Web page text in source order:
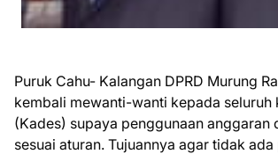
Puruk Cahu- Kalangan DPRD Murung
kembali mewanti-wanti kepada seluruh
(Kades) supaya penggunaan anggaran
sesuai aturan. Tujuannya agar tidak